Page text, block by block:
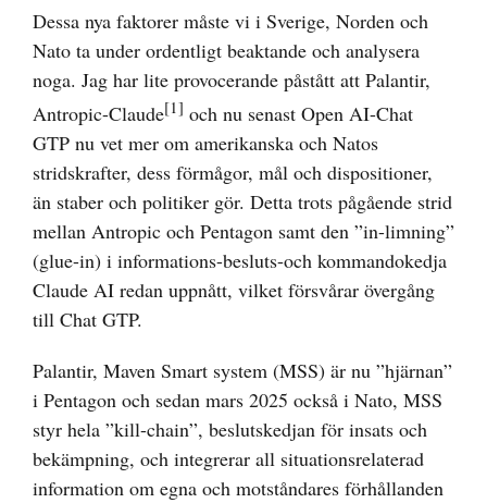
Dessa nya faktorer måste vi i Sverige, Norden och
Nato ta under ordentligt beaktande och analysera
noga. Jag har lite provocerande påstått att Palantir,
Antropic-Claude[1] och nu senast Open AI-Chat
GTP nu vet mer om amerikanska och Natos
stridskrafter, dess förmågor, mål och dispositioner,
än staber och politiker gör. Detta trots pågående strid
mellan Antropic och Pentagon samt den ”in-limning”
(glue-in) i informations-besluts-och kommandokedja
Claude AI redan uppnått, vilket försvårar övergång
till Chat GTP.
Palantir, Maven Smart system (MSS) är nu ”hjärnan”
i Pentagon och sedan mars 2025 också i Nato, MSS
styr hela ”kill-chain”, beslutskedjan för insats och
bekämpning, och integrerar all situationsrelaterad
information om egna och motståndares förhållanden